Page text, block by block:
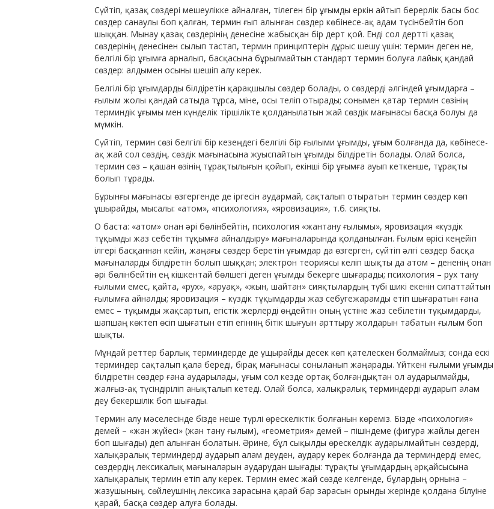
Сүйтіп, қазақ сөздері мешеулікке айналған, тілеген бір ұғымды еркін айтып берерлік басы бос
сөздер санаулы боп қалған, термин ғып алынған сөздер көбінесе-ақ адам түсінбейтін боп
шыққан. Мынау қазақ сөздерінің денесіне жабысқан бір дерт қой. Енді сол дертті қазақ
сөздерінің денесінен сылып тастап, термин принциптерін дұрыс шешу үшін: термин деген не,
белгілі бір ұғымға арналып, басқасына бұрылмайтын стандарт термин болуға лайық қандай
сөздер: алдымен осыны шешіп алу керек.
Белгілі бір ұғымдарды білдіретін қарақшылы сөздер болады, о сөздерді әлгіндей ұғымдарға –
ғылым жолы қандай сатыда тұрса, міне, осы теліп отырады; сонымен қатар термин сөзінің
терминдік ұғымы мен күнделік тіршілікте қолданылатын жай сөздік мағынасы басқа болуы да
мүмкін.
Сүйтіп, термин сөзі белгілі бір кезеңдегі белгілі бір ғылыми ұғымды, ұғым болғанда да, көбінесе-
ақ жай сол сөздің, сөздік мағынасына жуыспайтын ұғымды білдіретін болады. Олай болса,
термин сөз – қашан өзінің тұрақтылығын қойып, екінші бір ұғымға ауып кеткенше, тұрақты
болып тұрады.
Бұрынғы мағынасы өзгергенде де іргесін аудармай, сақталып отыратын термин сөздер көп
ұшырайды, мысалы: «атом», «психология», «яровизация», т.б. сияқты.
О баста: «атом» онан әрі бөлінбейтін, психология «жантану ғылымы», яровизация «күздік
тұқымды жаз себетін тұқымға айналдыру» мағыналарында қолданылған. Ғылым өрісі кеңейіп
ілгері басқаннан кейін, жаңағы сөздер беретін ұғымдар да өзгерген, сүйтіп әлгі сөздер басқа
мағыналарды білдіретін болып шыққан; электрон теориясы келіп шықты да атом – дененің онан
әрі бөлінбейтін ең кішкентай бөлшегі деген ұғымды бекерге шығарады; психология – рух тану
ғылыми емес, қайта, «рух», «аруақ», «жын, шайтан» сияқтылардың түбі шикі екенін сипаттайтын
ғылымға айналды; яровизация – күздік тұқымдарды жаз себугежарамды етіп шығаратын ғана
емес – тұқымды жақсартып, егістік жерлерді өңдейтін оның үстіне жаз себілетін тұқымдарды,
шапшаң көктеп өсіп шығатын етіп егіннің бітік шығуын арттыру жолдарын табатын ғылым боп
шықты.
Мұндай реттер барлық терминдерде де ұщырайды десек көп қателескен болмаймыз; сонда ескі
терминдер сақталып қала береді, бірақ мағынасы соныланып жаңарады. Үйткені ғылыми ұғымды
білдіретін сөздер ғана аударылады, ұғым сол кезде ортақ болғандықтан ол аударылмайды,
жалғыз-ақ түсіндіріліп анықталып кетеді. Олай болса, халықралық терминдерді аударып алам
деу бекершілік боп шығады.
Термин алу мәселесінде бізде неше түрлі өрескеліктік болғанын көреміз. Бізде «психология»
демей – «жан жүйесі» (жан тану ғылым), «геометрия» демей – пішіндеме (фигура жайлы деген
боп шығады) деп алынған болатын. Әрине, бұл сықылды өрескелдік аударылмайтын сөздерді,
халықаралық терминдерді аударып алам деуден, аудару керек болғанда да терминдерді емес,
сөздердің лексикалық мағыналарын аударудан шығады: тұрақты ұғымдардың әрқайсысына
халықаралық термин етіп алу керек. Термин емес жай сөзде келгенде, бұлардың орнына –
жазушының, сөйлеушінің лексика зарасына қарай бар зарасын орынды жерінде қолдана білуіне
қарай, басқа сөздер алуға болады.